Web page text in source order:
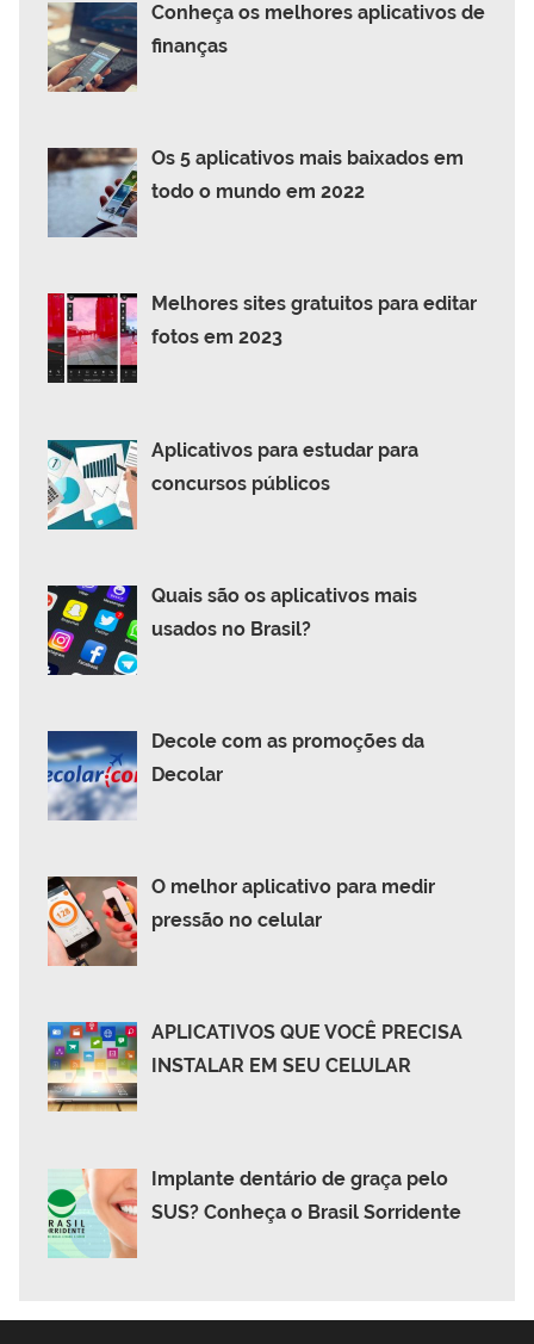
Conheça os melhores aplicativos de
finanças
Os 5 aplicativos mais baixados em
todo o mundo em 2022
Melhores sites gratuitos para editar
fotos em 2023
Aplicativos para estudar para
concursos públicos
Quais são os aplicativos mais
usados no Brasil?
Decole com as promoções da
Decolar
O melhor aplicativo para medir
pressão no celular
APLICATIVOS QUE VOCÊ PRECISA
INSTALAR EM SEU CELULAR
Implante dentário de graça pelo
SUS? Conheça o Brasil Sorridente